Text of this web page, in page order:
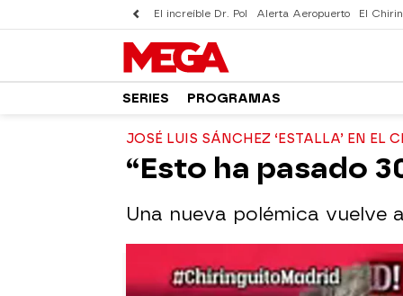
El increíble Dr. Pol Alerta Aeropuerto El
SERIES PROGRAMAS
JOSÉ LUIS SÁNCHEZ ‘ESTALLA’ EN EL
“Esto ha pasado
Una nueva polémica vuelve